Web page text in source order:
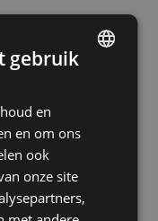
37%, S -
96%, M - Nitric
40%, P -
CZECH
HUNGARIAN
SLOVAK
ROMANIAN
gebruik
en
en om ons
ook
onze site